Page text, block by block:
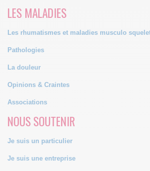
LES MALADIES
Les rhumatismes et maladies musculo
Pathologies
La douleur
Opinions & Craintes
Associations
NOUS SOUTENIR
Je suis un particulier
Je suis une entreprise